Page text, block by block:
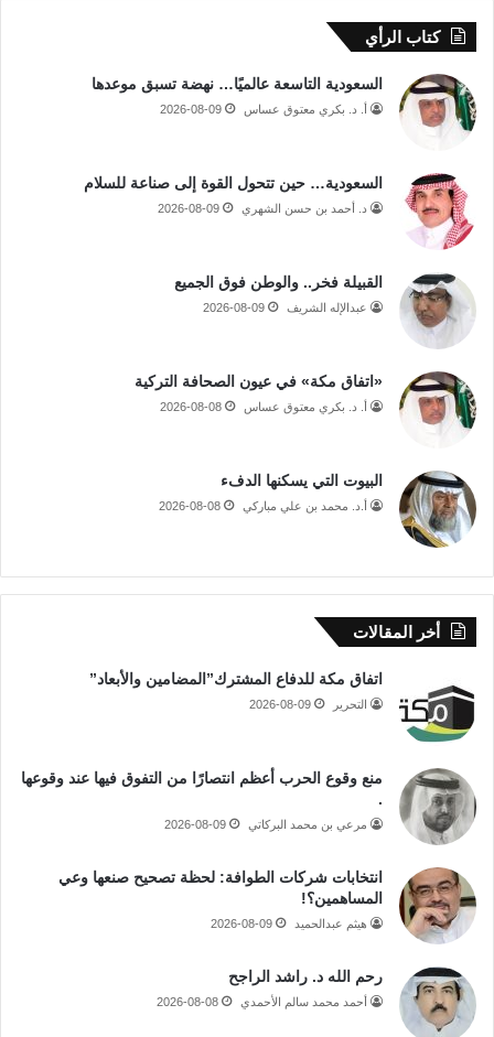
كتاب الرأي
السعودية التاسعة عالميًا… نهضة تسبق موعدها
أ. د. بكري معتوق عساس 2026-08-09
السعودية… حين تتحول القوة إلى صناعة للسلام
د. أحمد بن حسن الشهري 2026-08-09
القبيلة فخر.. والوطن فوق الجميع
عبدالإله الشريف 2026-08-09
«اتفاق مكة» في عيون الصحافة التركية
أ. د. بكري معتوق عساس 2026-08-08
البيوت التي يسكنها الدفء
أ.د. محمد بن علي مباركي 2026-08-08
أخر المقالات
اتفاق مكة للدفاع المشترك”المضامين والأبعاد”
التحرير 2026-08-09
منع وقوع الحرب أعظم انتصارًا من التفوق فيها عند وقوعها
.
مرعي بن محمد البركاتي 2026-08-09
انتخابات شركات الطوافة: لحظة تصحيح صنعها وعي
المساهمين؟!
هيثم عبدالحميد 2026-08-09
رحم الله د. راشد الراجح
أحمد محمد سالم الأحمدي 2026-08-08